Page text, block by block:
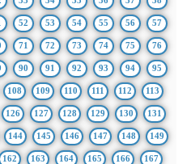
52 53 54 55 56 57
71 72 73 74 75 76
90 91 92 93 94 95
108 109 110 111 112 113
126 127 128 129 130 131
144 145 146 147 148 149
162 163 164 165 166 167